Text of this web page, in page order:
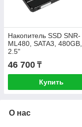
Накопитель SSD SNR-
ML480, SATA3, 480GB,
2.5"
46 700 ₸
Купить
О нас